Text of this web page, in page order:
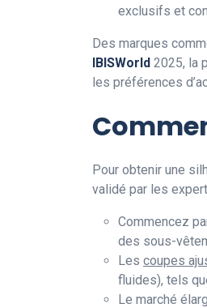
exclusifs et
Des marques
IBISWorld 2025, la
les préférences
Pour obtenir une
validé par les
Commencez
des sous-
Les coupes
fluides), tels
Le marché